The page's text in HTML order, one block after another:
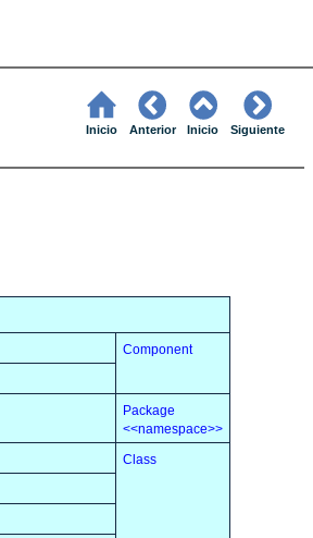
Inicio Anterior Inicio Siguiente
Component
Package
<<namespace>>
Class